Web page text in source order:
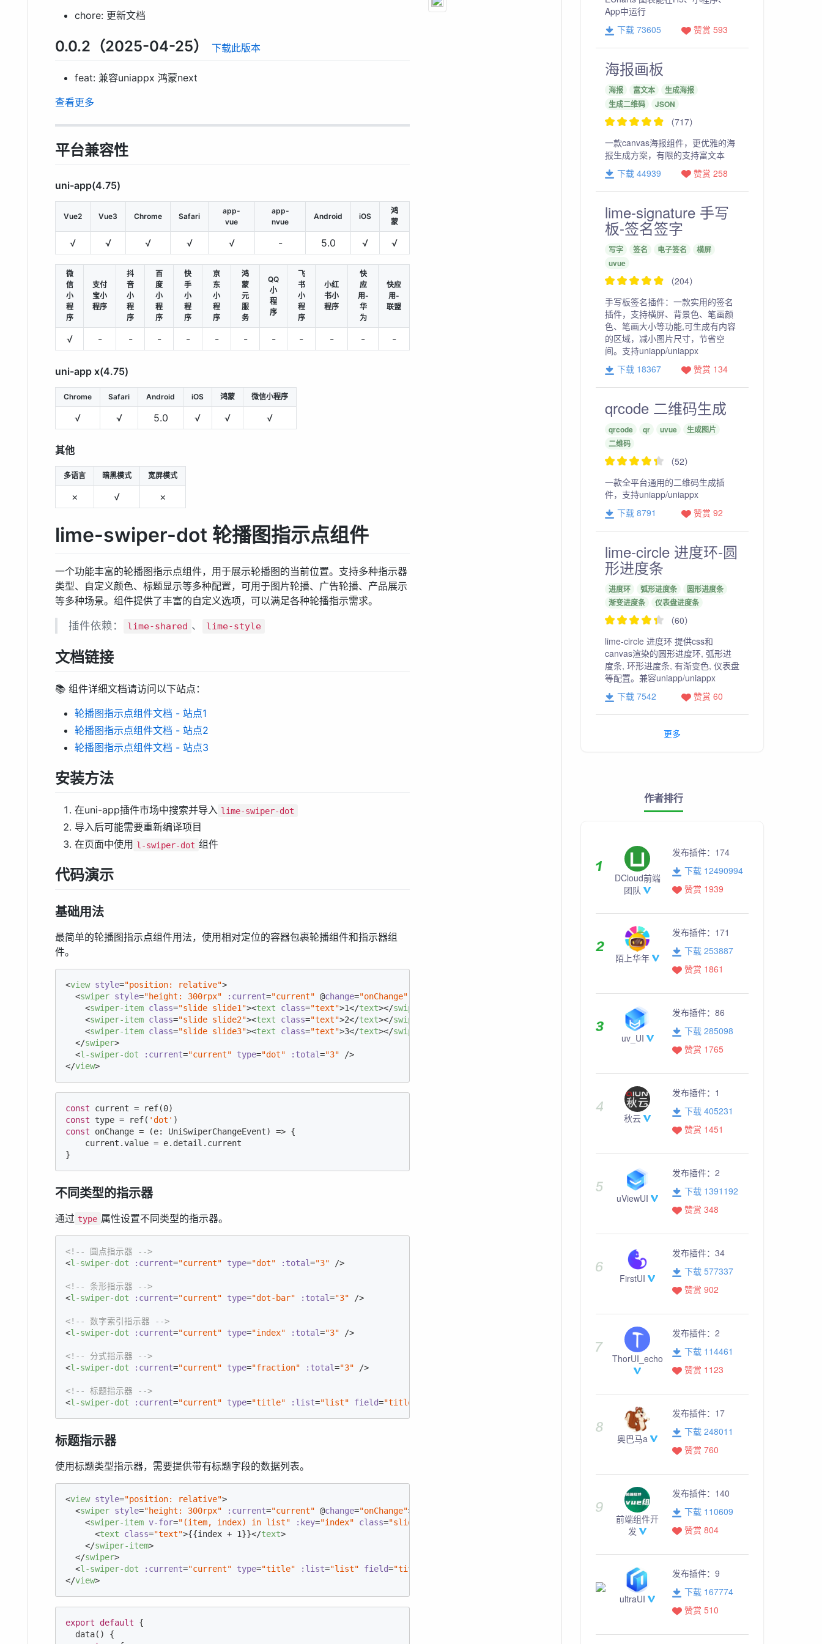
chore: 更新文档
0.0.2（2025-04-25） 下载此版本
feat: 兼容uniappx 鸿蒙next
查看更多
平台兼容性
uni-app(4.75)
Vue2 Vue3 Chrome Safari
app-
vue
app-
nvue
Android iOS
鸿
蒙
√ √ √ √ √ - 5.0 √ √
微
信
小
程
序
支付
宝小
程序
抖
音
小
程
序
百
度
小
程
序
快
手
小
程
序
京
东
小
程
序
鸿
蒙
元
服
务
QQ
小
程
序
飞
书
小
程
序
小红
书小
程序
快
应
用-
华
为
快应
用-
联盟
√ - - - - - - - - - - -
uni-app x(4.75)
Chrome Safari Android iOS 鸿蒙 微信小程序
√ √ 5.0 √ √ √
其他
多语言 暗黑模式 宽屏模式
× √ ×
lime-swiper-dot 轮播图指示点组件
一个功能丰富的轮播图指示点组件，用于展示轮播图的当前位置。支持多种指示器
类型、自定义颜色、标题显示等多种配置，可用于图片轮播、广告轮播、产品展示
等多种场景。组件提供了丰富的自定义选项，可以满足各种轮播指示需求。
插件依赖： lime-shared 、 lime-style
文档链接
📚 组件详细文档请访问以下站点：
轮播图指示点组件文档 - 站点1
轮播图指示点组件文档 - 站点2
轮播图指示点组件文档 - 站点3
安装方法
在uni-app插件市场中搜索并导入 lime-swiper-dot
导入后可能需要重新编译项目
在页面中使用 l-swiper-dot 组件
代码演示
基础用法
最简单的轮播图指示点组件用法，使用相对定位的容器包裹轮播组件和指示器组
件。
<view style="position: relative">
<swiper style="height: 300rpx" :current="current" @change="onChange"
<swiper-item class="slide slide1"><text class="text">1</text></swiper-item
<swiper-item class="slide slide2"><text class="text">2</text></swiper-item
<swiper-item class="slide slide3"><text class="text">3</text></swiper-item
</swiper>
<l-swiper-dot :current="current" type="dot" :total="3" />
</view>
const current = ref(0
const type = ref( 'dot'
const onChange = (e: UniSwiperChangeEvent) => {
    current.value = e.detail.current
}
不同类型的指示器
通过 type 属性设置不同类型的指示器。
<!-- 圆点指示器 -->
<l-swiper-dot :current="current" type="dot" :total="3" />
<!-- 条形指示器 -->
<l-swiper-dot :current="current" type="dot-bar" :total="3" />
<!-- 数字索引指示器 -->
<l-swiper-dot :current="current" type="index" :total="3" />
<!-- 分式指示器 -->
<l-swiper-dot :current="current" type="fraction" :total="3" />
<!-- 标题指示器 -->
<l-swiper-dot :current="current" type="title" :list="list" field="title"
标题指示器
使用标题类型指示器，需要提供带有标题字段的数据列表。
<view style="position: relative">
<swiper style="height: 300rpx" :current="current" @change="onChange">
<swiper-item v-for="(item, index) in list" :key="index" class="slide"
<text class="text">{{index + 1}}</text>
</swiper-item>
</swiper>
<l-swiper-dot :current="current" type="title" :list="list" field="title"
</view>
export default {
  data() {
App中运行
下载 73605
赞赏 593
海报画板
海报 富文本
生成海报
生成二维码
JSON
（717）
一款canvas海报组件，更优雅的海
报生成方案，有限的支持富文本
下载 44939
赞赏 258
lime-signature 手写
板-签名签字
写字 签名 电子签名
横屏
uvue
（204）
手写板签名插件：一款实用的签名
插件，支持横屏、背景色、笔画颜
色、笔画大小等功能,可生成有内容
的区域，减小图片尺寸，节省空
间。支持uniapp/uniappx
下载 18367
赞赏 134
qrcode 二维码生成
qrcode qr uvue
生成图片
二维码
（52）
一款全平台通用的二维码生成插
件，支持uniapp/uniappx
下载 8791
赞赏 92
lime-circle 进度环-圆
形进度条
进度环 弧形进度条
圆形进度条
渐变进度条
仪表盘进度条
（60）
lime-circle 进度环 提供css和
canvas渲染的圆形进度环, 弧形进
度条, 环形进度条, 有渐变色, 仪表盘
等配置。兼容uniapp/uniappx
下载 7542
赞赏 60
更多
作者排行
DCloud前端
团队
发布插件： 174
下载 12490994
赞赏 1939
陌上华年
发布插件： 171
下载 253887
赞赏 1861
uv_UI
发布插件： 86
下载 285098
赞赏 1765
秋云
发布插件： 1
下载 405231
赞赏 1451
uViewUI
发布插件： 2
下载 1391192
赞赏 348
FirstUI
发布插件： 34
下载 577337
赞赏 902
ThorUI_echo
发布插件： 2
下载 114461
赞赏 1123
奥巴马a
发布插件： 17
下载 248011
赞赏 760
前端组件开
发
发布插件： 140
下载 110609
赞赏 804
ultraUI
发布插件： 9
下载 167774
赞赏 510